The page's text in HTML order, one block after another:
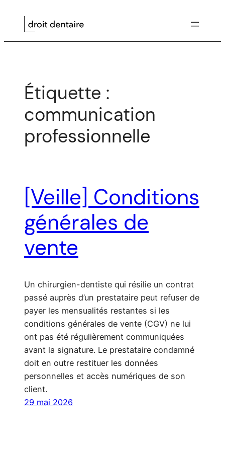
Étiquette :
communication
professionnelle
[Veille] Conditions
générales de
vente
Un chirurgien-dentiste qui résilie un contrat
passé auprès d’un prestataire peut refuser de
payer les mensualités restantes si les
conditions générales de vente (CGV) ne lui
ont pas été régulièrement communiquées
avant la signature. Le prestataire condamné
doit en outre restituer les données
personnelles et accès numériques de son
client.
29 mai 2026